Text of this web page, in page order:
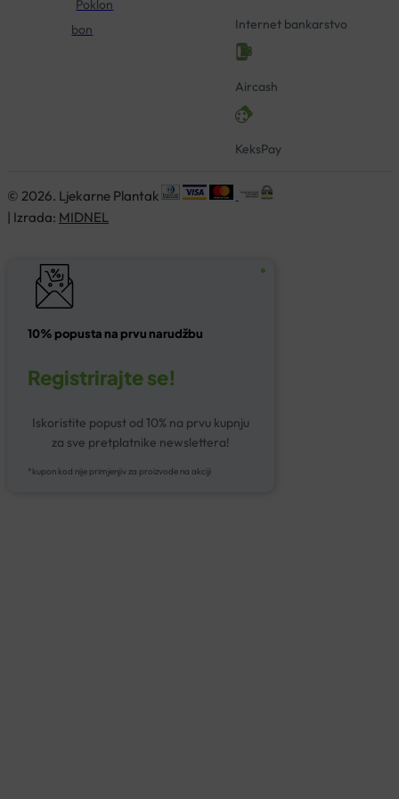
Poklon
bon
Internet bankarstvo
Aircash
KeksPay
© 2026. Ljekarne Plantak
| Izrada: MIDNEL
10% popusta na prvu narudžbu
Registrirajte se!
Iskoristite popust od 10% na prvu kupnju
za sve pretplatnike newslettera!
*kupon kod nije primjenjiv za proizvode na akciji